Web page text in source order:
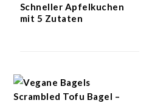
Schneller Apfelkuchen
mit 5 Zutaten
Scrambled Tofu Bagel –